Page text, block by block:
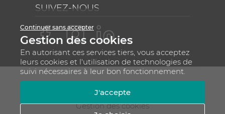
SUIVEZ-NOUS
RGPD - Gestion de vos données personnelles
Gestion des cookies
Continuer sans accepter
Gestion des cookies
En autorisant ces services tiers, vous acceptez
leurs cookies et l'utilisation de technologies de
suivi nécessaires à leur bon fonctionnement.
J'accepte